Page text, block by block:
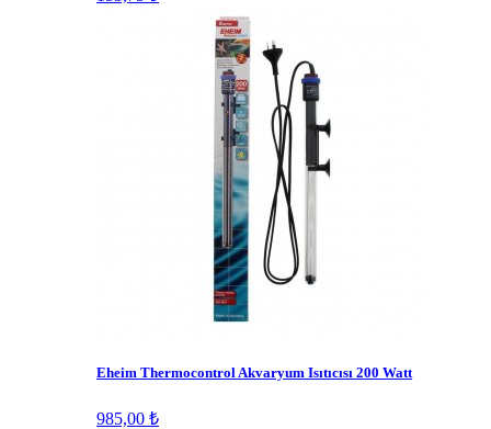
Eheim Thermocontrol Akvaryum Isıtıcısı 200 Watt
985,00 ₺